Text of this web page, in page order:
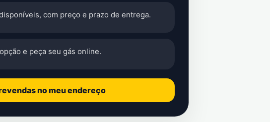
com preço e prazo de entrega.
e peça seu gás online.
no meu endereço